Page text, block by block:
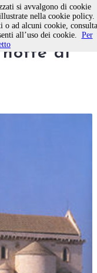
di
si avvalgono di cookie
nella cookie policy.
o ad alcuni cookie, consulta
all’uso dei cookie. Per